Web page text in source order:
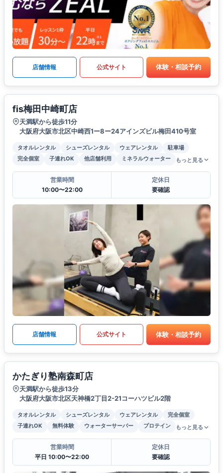
店舗情報 公式サイト 体験・相談予約
fis梅田中崎町店
天満駅から徒歩11分
大阪府大阪市北区中崎西1ー8ー24アインズビル梅田410号室
タオルレンタル シューズレンタル ウェアレンタル
駐車場
完全個室
子連れOK 他店舗利用 ミネラルウォーター もっと見る
営業時間
10:00〜22:00
定休日
要確認
店舗情報 公式サイト 体験・相談予約
かたぎり塾南森町店
天満駅から徒歩13分
大阪府大阪市北区天神橋2丁目2-21コーハツビル2階
タオルレンタル シューズレンタル ウェアレンタル
完全個室
子連れOK
無料体験 ウォーターサーバー プロテイン もっと見る
営業時間
平日 10:00〜22:00
定休日
要確認